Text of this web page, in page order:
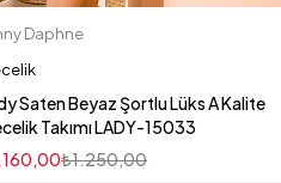
Daphne
Saten Beyaz Şortlu Lüks A Kalite
Takımı LADY-15033
₺1.250,00